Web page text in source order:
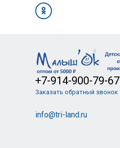
+7-914-900-79-67
Заказать обратный звонок
info@tri-land.ru